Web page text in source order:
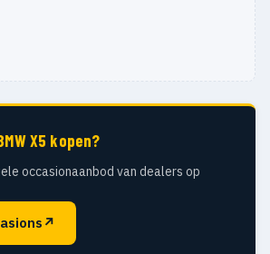
X5 kopen?
occasionaanbod van dealers op
↗